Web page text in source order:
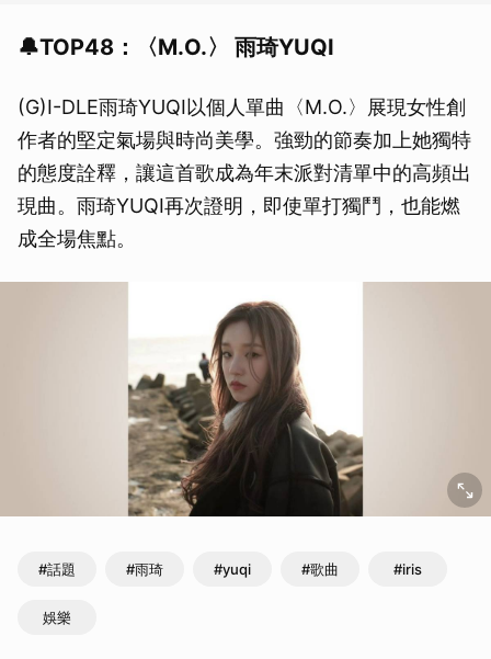
🔔TOP48：〈M.O.〉 雨琦YUQI
(G)I-DLE雨琦YUQI以個人單曲〈M.O.〉展現女性創
作者的堅定氣場與時尚美學。強勁的節奏加上她獨特
的態度詮釋，讓這首歌成為年末派對清單中的高頻出
現曲。雨琦YUQI再次證明，即使單打獨鬥，也能燃
成全場焦點。
#話題 #雨琦 #yuqi #歌曲 #iris
娛樂